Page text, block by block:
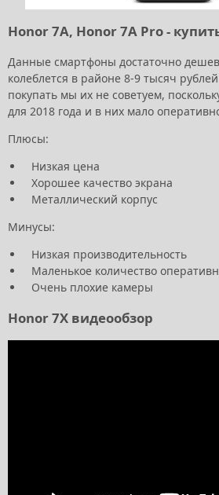
Honor 7A, Honor 7A Pro -
Данные смартфоны достаточно
колеблется в районе 8-9 тысяч
покупать мы их не советуем,
для 2018 года и в них мало
Плюсы:
Низкая цена
Хорошее качество экрана
Металлический корпус
Минусы:
Низкая производительность
Маленькое количество
Очень плохие камеры
Honor 7X видеообзор